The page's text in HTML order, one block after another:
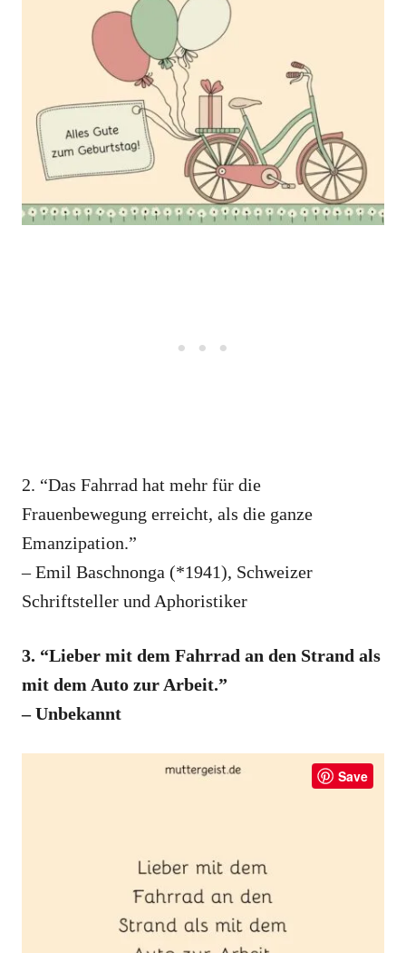
2. “Das Fahrrad hat mehr für die
Frauenbewegung erreicht, als die ganze
Emanzipation.”
– Emil Baschnonga (*1941), Schweizer
Schriftsteller und Aphoristiker
3. “Lieber mit dem Fahrrad an den Strand als
mit dem Auto zur Arbeit.”
– Unbekannt
Save